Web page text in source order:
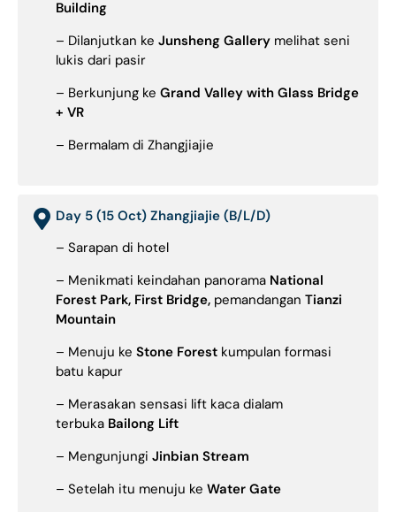
Building
– Dilanjutkan ke Junsheng Gallery melihat seni
lukis dari pasir
– Berkunjung ke Grand Valley with Glass Bridge
+ VR
– Bermalam di Zhangjiajie
Day 5 (15 Oct) Zhangjiajie (B/L/D)
– Sarapan di hotel
– Menikmati keindahan panorama National
Forest Park, First Bridge, pemandangan Tianzi
Mountain
– Menuju ke Stone Forest kumpulan formasi
batu kapur
– Merasakan sensasi lift kaca dialam
terbuka Bailong Lift
– Mengunjungi Jinbian Stream
– Setelah itu menuju ke Water Gate